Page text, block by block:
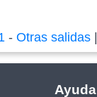
-Otras salidas
Ayuda